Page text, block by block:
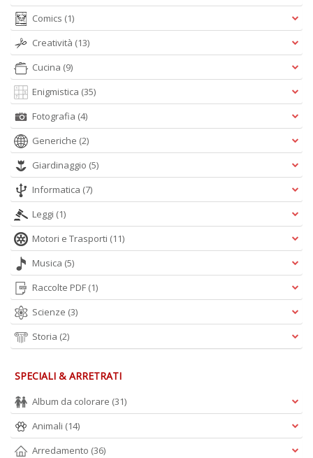
Comics (1)
Creatività (13)
Cucina (9)
Enigmistica (35)
Fotografia (4)
Generiche (2)
Giardinaggio (5)
Informatica (7)
Leggi (1)
Motori e Trasporti (11)
Musica (5)
Raccolte PDF (1)
Scienze (3)
Storia (2)
SPECIALI & ARRETRATI
Album da colorare (31)
Animali (14)
Arredamento (36)